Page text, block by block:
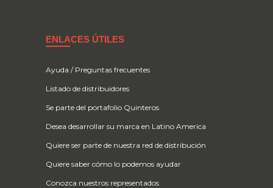
ENLACES ÚTILES
Ayuda / Preguntas frecuentes
Listado de distribuidores
Se parte del portafolio Quinteros
Desea desarrollar su marca en Latino America
Quiere ser parte de nuestra red de distribución
Quiere saber cómo lo podemos ayudar
Conozca nuestros representados